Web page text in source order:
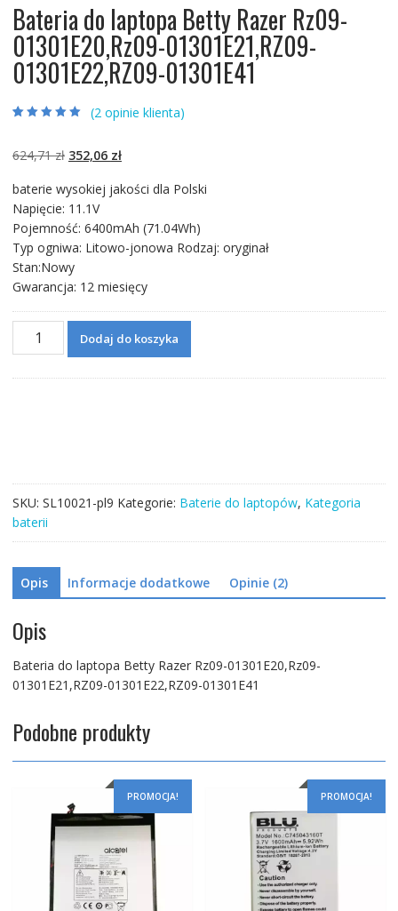
Bateria do laptopa Betty Razer Rz09-
01301E20,Rz09-01301E21,RZ09-
01301E22,RZ09-01301E41
podstawie
klientów
(2opinie klienta)
624,71zł Pierwotna
wynosiła:
624,71 zł.
352,06 złAktualna
wynosi:
baterie wysokiej jakości dla Polski
Napięcie: 11.1V
Pojemność: 6400mAh (71.04Wh)
Typ ogniwa: Litowo-jonowa Rodzaj: oryginał
Stan:Nowy
Gwarancja: 12 miesięcy
Bateria
01301E21,RZ09-
01301E22,RZ09-
01301E41
Dodaj do koszyka
SKU: SL10021-pl9 Kategorie: Baterie do laptopów, Kategoria
baterii
Opis Informacje dodatkowe Opinie (2)
Opis
Bateria do laptopa Betty Razer Rz09-01301E20,Rz09-
01301E21,RZ09-01301E22,RZ09-01301E41
Podobne produkty
PROMOCJA! PROMOCJA!